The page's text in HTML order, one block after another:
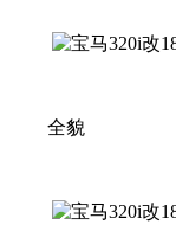
全貌